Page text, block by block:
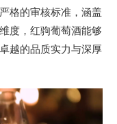
格的审核标准，涵盖
度，红驹葡萄酒能够
越的品质实力与深厚